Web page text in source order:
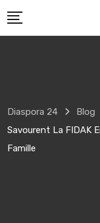
to
Diaspora 24 Blog
Savourent La FIDAK
Famille